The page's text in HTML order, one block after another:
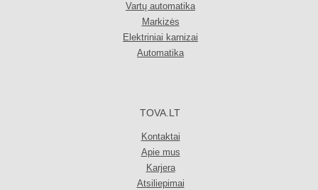
Vartų automatika
Markizės
Elektriniai karnizai
Automatika
TOVA.LT
Kontaktai
Apie mus
Karjera
Atsiliepimai